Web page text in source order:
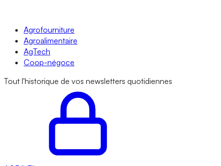
Agrofourniture
Agroalimentaire
AgTech
Coop-négoce
Tout l'historique de vos newsletters quotidiennes